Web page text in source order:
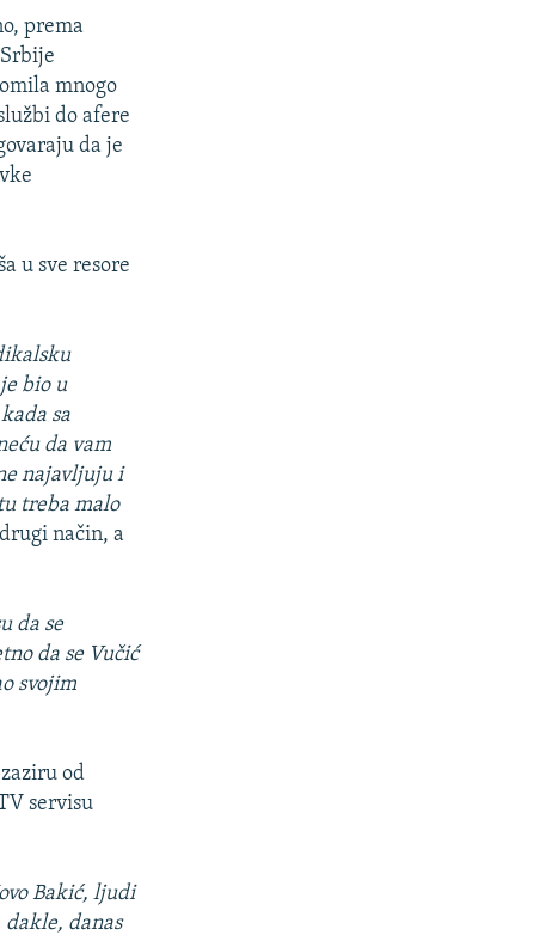
prema
mnogo
do afere
da je
u sve resore
bio u
sa
da vam
najavljuju i
treba malo
način, a
da se
da se Vučić
svojim
od
servisu
Bakić, ljudi
dakle, danas